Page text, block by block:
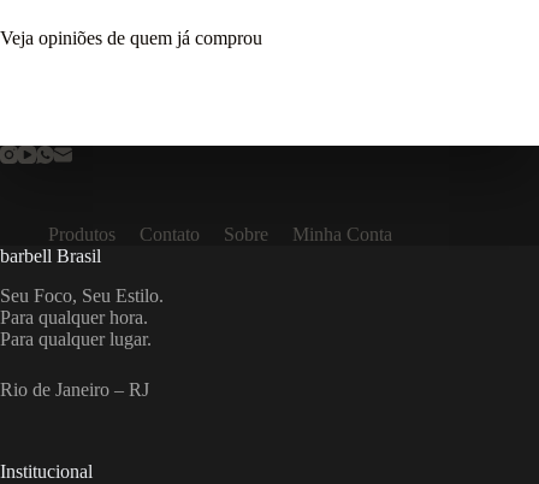
Veja opiniões de quem já comprou
Produtos Contato Sobre
Minha Conta
barbell Brasil
Seu Foco, Seu Estilo.
Para qualquer hora.
Para qualquer lugar.
Rio de Janeiro – RJ
Institucional